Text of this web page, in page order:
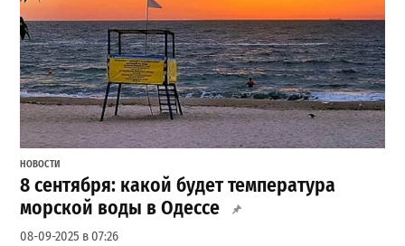
НОВОСТИ
8 сентября: какой будет температура
морской воды в Одессе
08-09-2025 в 07:26